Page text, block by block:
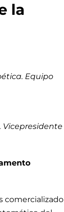
la
Equipo
Vicepresidente
comercializado